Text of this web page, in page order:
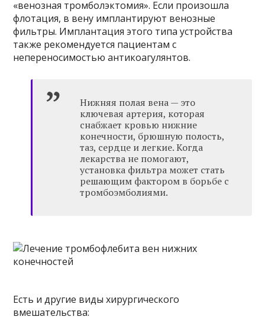
«венозная тромболэктомия». Если произошла
флотация, в вену имплантируют венозные
фильтры. Имплантация этого типа устройства
также рекомендуется пациентам с
непереносимостью антикоагулянтов.
Нижняя полая вена — это
ключевая артерия, которая
снабжает кровью нижние
конечности, брюшную полость,
таз, сердце и легкие. Когда
лекарства не помогают,
установка фильтра может стать
решающим фактором в борьбе с
тромбоэмболиями.
Есть и другие виды хирургического
вмешательства: